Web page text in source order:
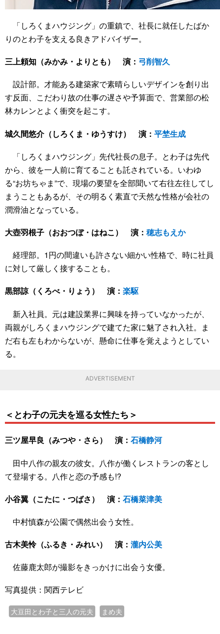
「しろくまハウジング」の重鎮で、社長に就任したばか
りのとわ子を支える良きアドバイザー。
三上頼知（みかみ・よりとも） 演： 弓削智久
設計部。才能ある建築家で素晴らしいデザインを創り出
す反面、こだわり故の仕事の遅さや予算面で、営業部の松
林カレンとよく衝突を起こす。
城久間悠介（しろくま・ゆうすけ） 演： 平埜生成
「しろくまハウジング」先代社長の息子。とわ子は先代
から、彼を一人前に育てることも託されている。いわゆ
る“お坊ちゃま”で、現場の要望を全部聞いて右往左往してし
まうこともあるが、その明るく素直で天然な性格が会社の
潤滑油となっている。
大壺羽根子（おおつぼ・はねこ） 演： 穂志もえか
経理部。1円の間違いも許さない細かい性格で、時に社員
に対して厳しく接することも。
黒部諒（くろべ・りょう） 演： 楽駆
新入社員。元は建設業界に興味を持っていなかったが、
両親がしろくまハウジングで建てた家に魅了され入社。ま
だ右も左もわからないが、懸命に仕事を覚えようとしてい
る。
ADVERTISEMENT
＜とわ子の元夫を巡る女性たち＞
三ツ屋早良（みつや・さら） 演： 石橋静河
田中八作の親友の彼女。八作が働くレストランの客とし
て登場する。八作と恋の予感も!?
小谷翼（こたに・つばさ） 演： 石橋菜津美
中村慎森が公園で偶然出会う女性。
古木美怜（ふるき・みれい） 演： 瀧内公美
佐藤鹿太郎が撮影をきっかけに出会う女優。
写真提供：関西テレビ
大豆田とわ子と三人の元夫 まめ夫